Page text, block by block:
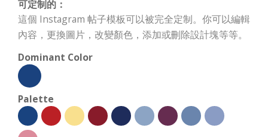
可定制的：
這個 Instagram 帖子模板可以被完全定制。你可以編輯
內容，更換圖片，改變顏色，添加或刪除設計塊等等。
Dominant Color
Palette